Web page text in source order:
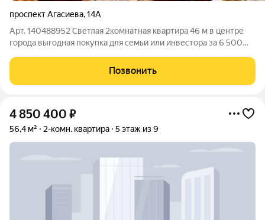
проспект Агасиева,14А
Арт. 140488952 Светлая 2комнатная квартира 46 м в центре
города выгодная покупка для семьи или инвестора за 6 500
идеальный вариант. Косметический ремонт и стандартная
комплектация позволяют
Позвонить
4 850 400 ₽
56,4 м² 2-комн. квартира 5 этаж из 9